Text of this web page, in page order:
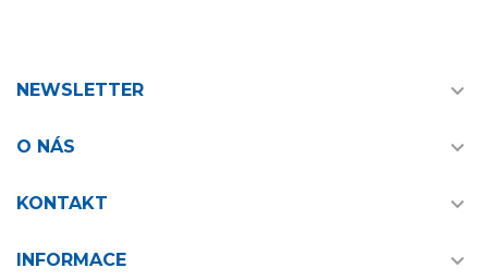
NEWSLETTER 
O NÁS 
KONTAKT 
INFORMACE 